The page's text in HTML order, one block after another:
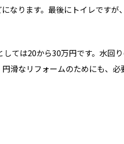
なります。最後にトイレですが
ては20から30万円です。水回
滑なリフォームのためにも、